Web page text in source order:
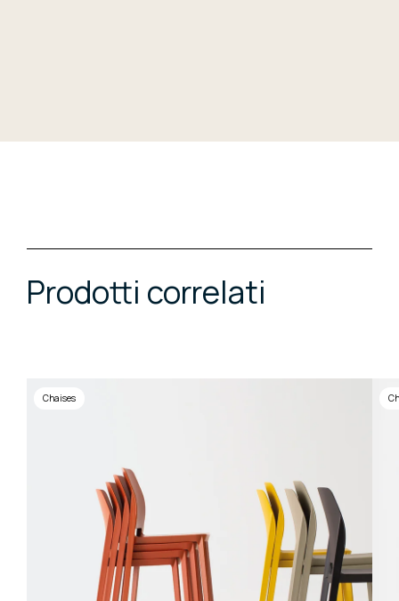
Prodotti correlati
Chaises